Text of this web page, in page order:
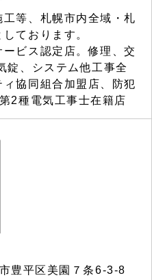
等、札幌市内全域・札
ております。
ビス認定店。修理、交
錠、システム他工事全
協同組合加盟店、防犯
2種電気工事士在籍店
豊平区美園７条6-3-8